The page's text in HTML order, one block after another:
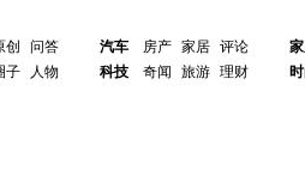
创
问答
子 人物
汽车 房产 家居 评论
科技
奇闻 旅游 理财